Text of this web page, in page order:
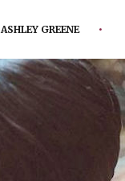
ASHLEY GREENE